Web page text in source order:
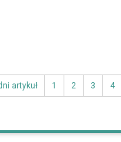
artykuł 1 2 3 4